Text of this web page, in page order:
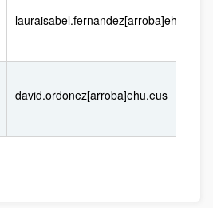
lauraisabel.fernandez[arroba]ehu.eus
david.ordonez[arroba]ehu.eus